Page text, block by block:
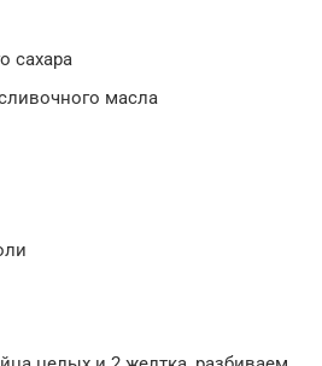
сахара
масла